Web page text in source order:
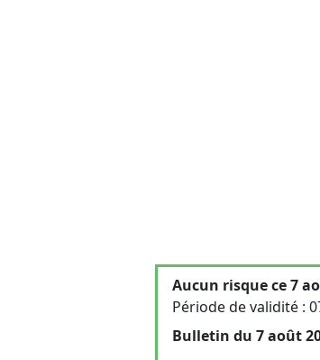
Aucun risque ce 7
Période de validité :
Bulletin du 7 août